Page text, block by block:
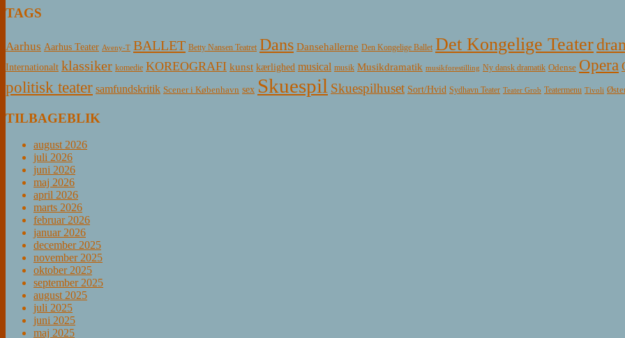
TAGS
Aarhus Aarhus Teater Aveny-T BALLET Betty Nansen Teatret Dans Dansehallerne Den Kongelige Ballet Det Kongelige Teater
Internationalt klassiker komedie KOREOGRAFI kunst kærlighed musical musik Musikdramatik musikforestilling Ny dansk dramatik Odense Opera
politisk teater samfundskritik Scener i København sex Skuespil Skuespilhuset Sort/Hvid Sydhavn Teater Teater Grob Teatermenu Tivoli
TILBAGEBLIK
august 2026
juli 2026
juni 2026
maj 2026
april 2026
marts 2026
februar 2026
januar 2026
december 2025
november 2025
oktober 2025
september 2025
august 2025
juli 2025
juni 2025
maj 2025